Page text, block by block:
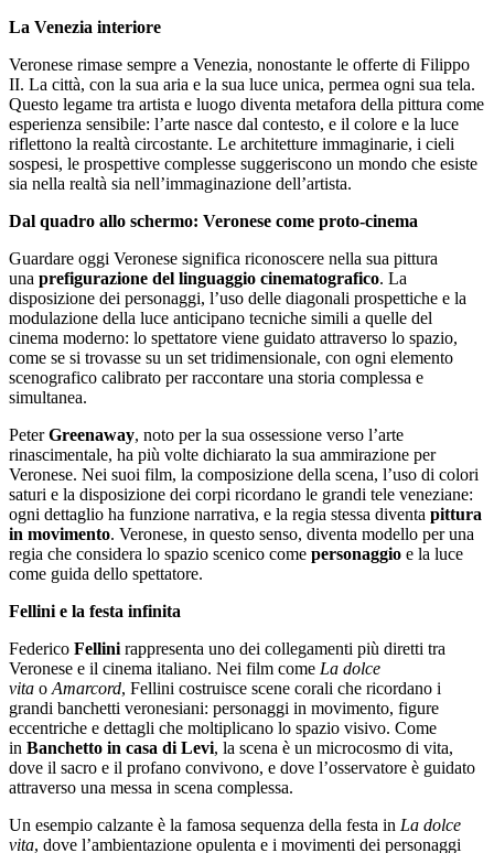
La Venezia interiore
Veronese rimase sempre a Venezia, nonostante le offerte di Filippo
II. La città, con la sua aria e la sua luce unica, permea ogni sua tela.
Questo legame tra artista e luogo diventa metafora della pittura come
esperienza sensibile: l’arte nasce dal contesto, e il colore e la luce
riflettono la realtà circostante. Le architetture immaginarie, i cieli
sospesi, le prospettive complesse suggeriscono un mondo che esiste
sia nella realtà sia nell’immaginazione dell’artista.
Dal quadro allo schermo: Veronese come proto-cinema
Guardare oggi Veronese significa riconoscere nella sua pittura
una prefigurazione del linguaggio cinematografico. La
disposizione dei personaggi, l’uso delle diagonali prospettiche e la
modulazione della luce anticipano tecniche simili a quelle del
cinema moderno: lo spettatore viene guidato attraverso lo spazio,
come se si trovasse su un set tridimensionale, con ogni elemento
scenografico calibrato per raccontare una storia complessa e
simultanea.
PeterGreenaway, noto per la sua ossessione verso l’arte
rinascimentale, ha più volte dichiarato la sua ammirazione per
Veronese. Nei suoi film, la composizione della scena, l’uso di colori
saturi e la disposizione dei corpi ricordano le grandi tele veneziane:
ogni dettaglio ha funzione narrativa, e la regia stessa diventa pittura
in movimento. Veronese, in questo senso, diventa modello per una
regia che considera lo spazio scenico come personaggio e la luce
come guida dello spettatore.
Fellini e la festa infinita
Federico Fellini rappresenta uno dei collegamenti più diretti tra
Veronese e il cinema italiano. Nei film come La dolce
vita o Amarcord, Fellini costruisce scene corali che ricordano i
grandi banchetti veronesiani: personaggi in movimento, figure
eccentriche e dettagli che moltiplicano lo spazio visivo. Come
in Banchetto in casa di Levi, la scena è un microcosmo di vita,
dove il sacro e il profano convivono, e dove l’osservatore è guidato
attraverso una messa in scena complessa.
Un esempio calzante è la famosa sequenza della festa in La dolce
vita, dove l’ambientazione opulenta e i movimenti dei personaggi